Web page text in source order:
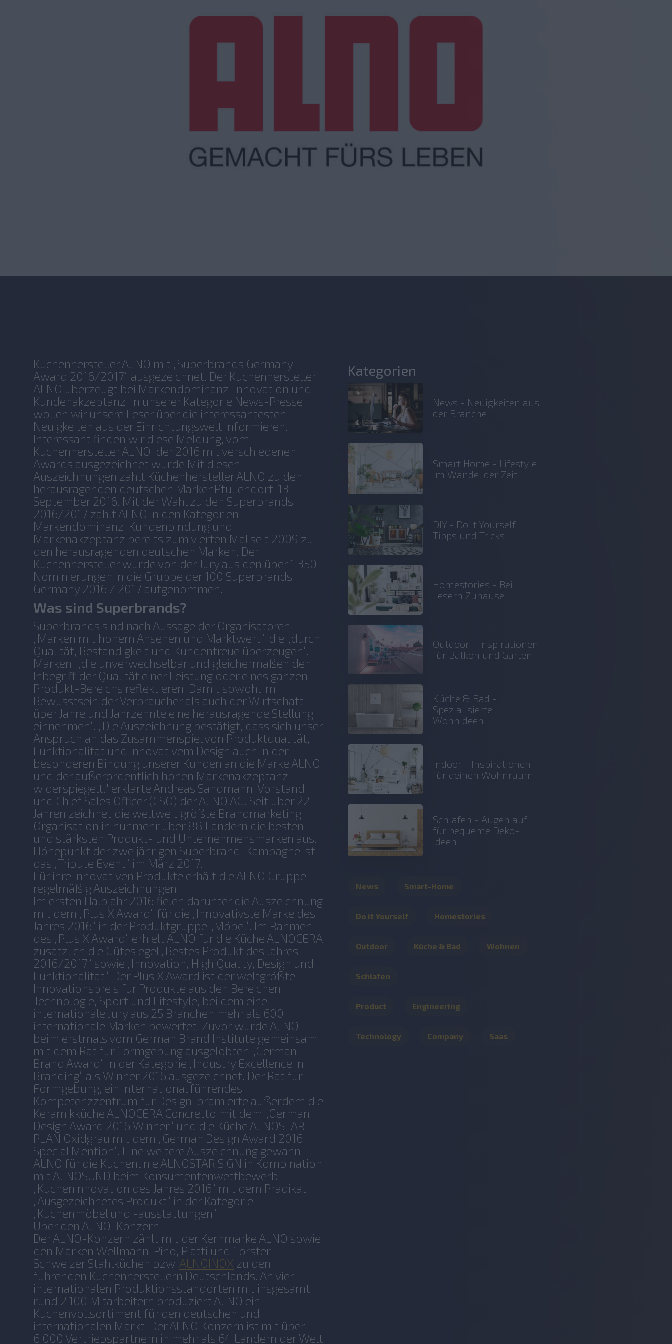
Küchenhersteller ALNO mit „Superbrands Germany
Award 2016/2017“ ausgezeichnet. Der Küchenhersteller
ALNO überzeugt bei Markendominanz, Innovation und
Kundenakzeptanz. In unserer Kategorie News-Presse
wollen wir unsere Leser über die interessantesten
Neuigkeiten aus der Einrichtungswelt informieren.
Interessant finden wir diese Meldung, vom
Küchenhersteller ALNO, der 2016 mit verschiedenen
Awards ausgezeichnet wurde.Mit diesen
Auszeichnungen zählt Küchenhersteller ALNO zu den
herausragenden deutschen MarkenPfullendorf, 13.
September 2016. Mit der Wahl zu den Superbrands
2016/2017 zählt ALNO in den Kategorien
Markendominanz, Kundenbindung und
Markenakzeptanz bereits zum vierten Mal seit 2009 zu
den herausragenden deutschen Marken. Der
Küchenhersteller wurde von der Jury aus den über 1.350
Nominierungen in die Gruppe der 100 Superbrands
Germany 2016 / 2017 aufgenommen.
Was sind Superbrands?
Superbrands sind nach Aussage der Organisatoren
„Marken mit hohem Ansehen und Marktwert“, die „durch
Qualität, Beständigkeit und Kundentreue überzeugen“.
Marken, „die unverwechselbar und gleichermaßen den
Inbegriff der Qualität einer Leistung oder eines ganzen
Produkt-Bereichs reflektieren. Damit sowohl im
Bewusstsein der Verbraucher als auch der Wirtschaft
über Jahre und Jahrzehnte eine herausragende Stellung
einnehmen“. „Die Auszeichnung bestätigt, dass sich unser
Anspruch an das Zusammenspiel von Produktqualität,
Funktionalität und innovativem Design auch in der
besonderen Bindung unserer Kunden an die Marke ALNO
und der außerordentlich hohen Markenakzeptanz
widerspiegelt." erklärte Andreas Sandmann, Vorstand
und Chief Sales Officer (CSO) der ALNO AG. Seit über 22
Jahren zeichnet die weltweit größte Brandmarketing
Organisation in nunmehr über 88 Ländern die besten
und stärksten Produkt- und Unternehmensmarken aus.
Höhepunkt der zweijährigen Superbrand-Kampagne ist
das „Tribute Event“ im März 2017.
Für ihre innovativen Produkte erhält die ALNO Gruppe
regelmäßig Auszeichnungen.
Im ersten Halbjahr 2016 fielen darunter die Auszeichnung
mit dem „Plus X Award“ für die „Innovativste Marke des
Jahres 2016“ in der Produktgruppe „Möbel“. Im Rahmen
des „Plus X Award“ erhielt ALNO für die Küche ALNOCERA
zusätzlich die Gütesiegel „Bestes Produkt des Jahres
2016/2017“ sowie „Innovation, High Quality, Design und
Funktionalität“. Der Plus X Award ist der weltgrößte
Innovationspreis für Produkte aus den Bereichen
Technologie, Sport und Lifestyle, bei dem eine
internationale Jury aus 25 Branchen mehr als 600
internationale Marken bewertet. Zuvor wurde ALNO
beim erstmals vom German Brand Institute gemeinsam
mit dem Rat für Formgebung ausgelobten „German
Brand Award“ in der Kategorie „Industry Excellence in
Branding“ als Winner 2016 ausgezeichnet. Der Rat für
Formgebung, ein international führendes
Kompetenzzentrum für Design, prämierte außerdem die
Keramikküche ALNOCERA Concretto mit dem „German
Design Award 2016 Winner“ und die Küche ALNOSTAR
PLAN Oxidgrau mit dem „German Design Award 2016
Special Mention“. Eine weitere Auszeichnung gewann
ALNO für die Küchenlinie ALNOSTAR SIGN in Kombination
mit ALNOSUND beim Konsumentenwettbewerb
„Kücheninnovation des Jahres 2016“ mit dem Prädikat
„Ausgezeichnetes Produkt“ in der Kategorie
„Küchenmöbel und -ausstattungen“.
Über den ALNO-Konzern
Der ALNO-Konzern zählt mit der Kernmarke ALNO sowie
den Marken Wellmann, Pino, Piatti und Forster
Schweizer Stahlküchen bzw. ALNOINOX zu den
führenden Küchenherstellern Deutschlands. An vier
internationalen Produktionsstandorten mit insgesamt
rund 2.100 Mitarbeitern produziert ALNO ein
Küchenvollsortiment für den deutschen und
internationalen Markt. Der ALNO Konzern ist mit über
6.000 Vertriebspartnern in mehr als 64 Ländern der Welt
Kategorien
News - Neuigkeiten aus
der Branche
Smart Home - Lifestyle
im Wandel der Zeit
DIY - Do it Yourself
Tipps und Tricks
Homestories - Bei
Lesern Zuhause
Outdoor - Inspirationen
für Balkon und Garten
Küche & Bad -
Spezialisierte
Wohnideen
Indoor - Inspirationen
für deinen Wohnraum
Schlafen - Augen auf
für bequeme Deko-
Ideen
News Smart-Home
Do it Yourself Homestories
Outdoor Küche & Bad Wohnen
Schlafen
Product Engineering
Technology Company Saas